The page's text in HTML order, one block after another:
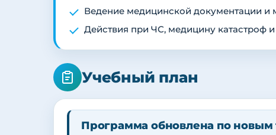
Ведение медицинской документации и
Действия при ЧС, медицину катастроф
Учебный план
Программа обновлена по